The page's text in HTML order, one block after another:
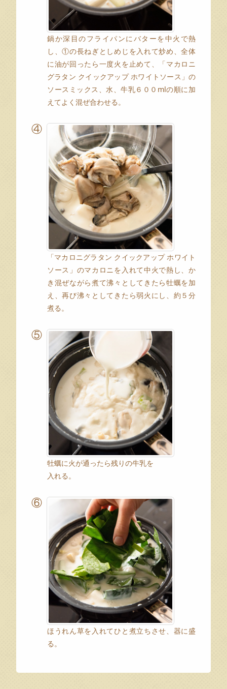
鍋か深目のフライパンにバターを中火で熱
し、①の長ねぎとしめじを入れて炒め、全体
に油が回ったら一度火を止めて、「マカロニ
グラタン クイックアップ ホワイトソース」の
ソースミックス、水、牛乳６００mlの順に加
えてよく混ぜ合わせる。
④
「マカロニグラタン クイックアップ ホワイト
ソース」のマカロニを入れて中火で熱し、か
き混ぜながら煮て沸々としてきたら牡蠣を加
え、再び沸々としてきたら弱火にし、約５分
煮る。
⑤
牡蠣に火が通ったら残りの牛乳を
入れる。
⑥
ほうれん草を入れてひと煮立ちさせ、器に盛
る。